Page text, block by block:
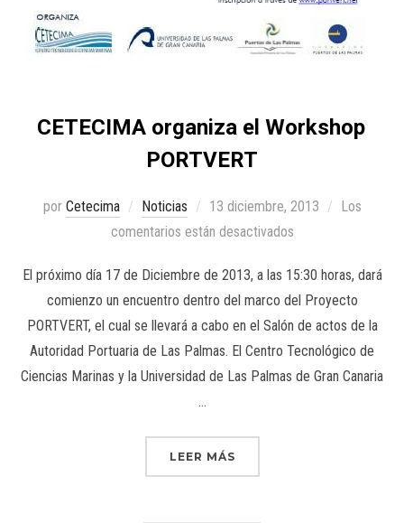
CETECIMA organiza el Workshop
PORTVERT
por Cetecima Noticias 13 diciembre, 2013
Los
comentarios están desactivados
El próximo día 17 de Diciembre de 2013, a las 15:30 horas, dará
comienzo un encuentro dentro del marco del Proyecto
PORTVERT, el cual se llevará a cabo en el Salón de actos de la
Autoridad Portuaria de Las Palmas. El Centro Tecnológico de
Ciencias Marinas y la Universidad de Las Palmas de Gran Canaria
…
LEER MÁS